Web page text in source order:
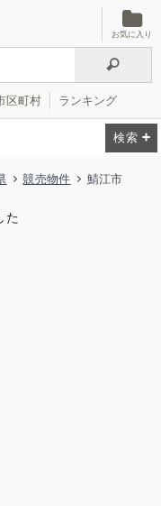
お気に入り
区町村 ランキング
競売物件 鯖江市
た